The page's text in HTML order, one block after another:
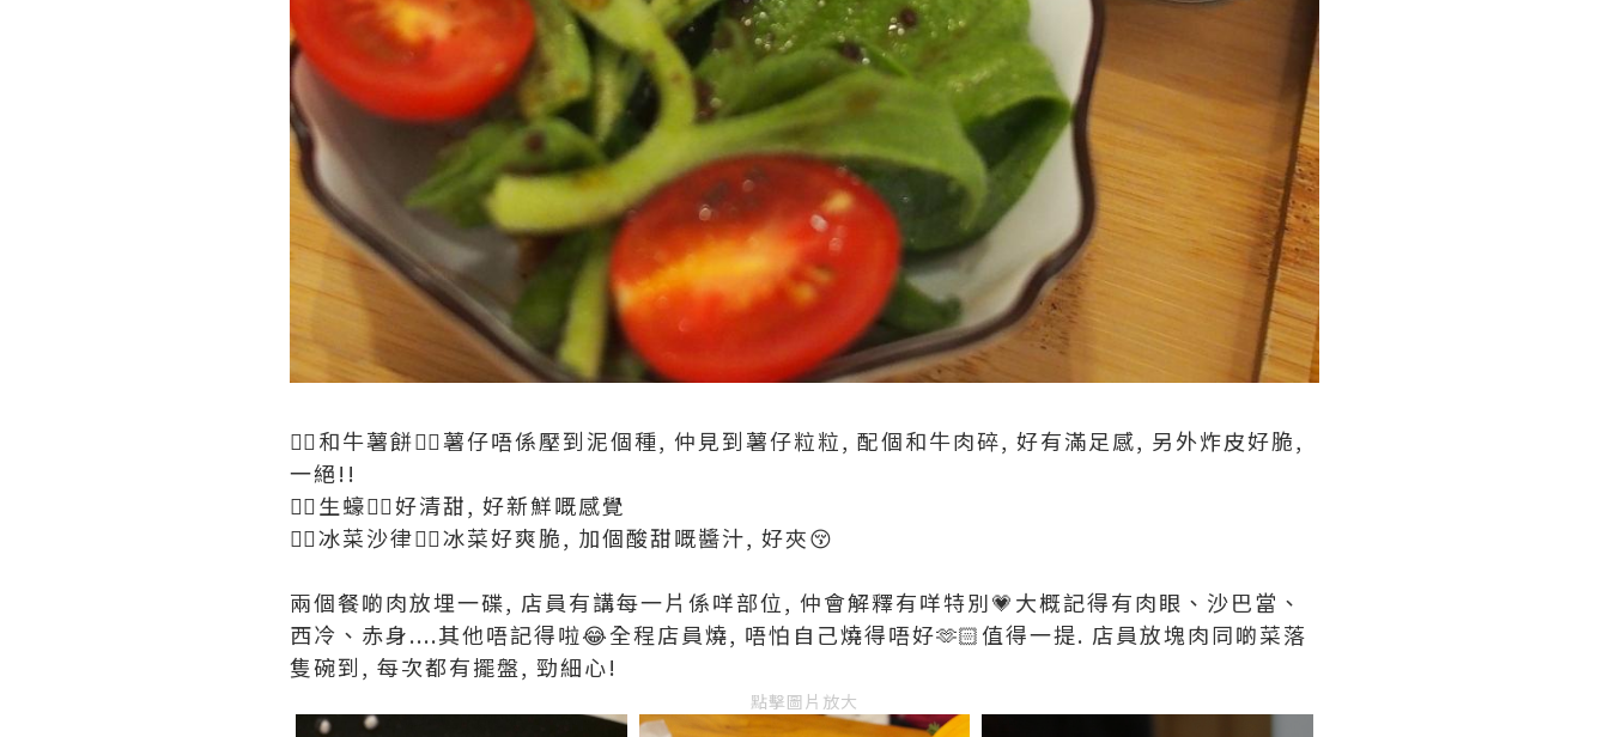
👉🏻和牛薯餅👈🏻薯仔唔係壓到泥個種, 仲見到薯仔粒粒, 配個和牛肉碎, 好有滿足感, 另外炸皮好脆,
一絕!!
👉🏻生蠔👈🏻好清甜, 好新鮮嘅感覺
👉🏻冰菜沙律👈🏻冰菜好爽脆, 加個酸甜嘅醬汁, 好夾😚
兩個餐啲肉放埋一碟, 店員有講每一片係咩部位, 仲會解釋有咩特別💗大概記得有肉眼、沙巴當、
西冷、赤身....其他唔記得啦😂全程店員燒, 唔怕自己燒得唔好🫶🏻值得一提. 店員放塊肉同啲菜落
隻碗到, 每次都有擺盤, 勁細心!
點擊圖片放大